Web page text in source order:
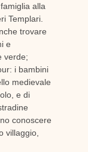
alla
Templari.
trovare
e
verde;
i bambini
medievale
e di
conoscere
villaggio,